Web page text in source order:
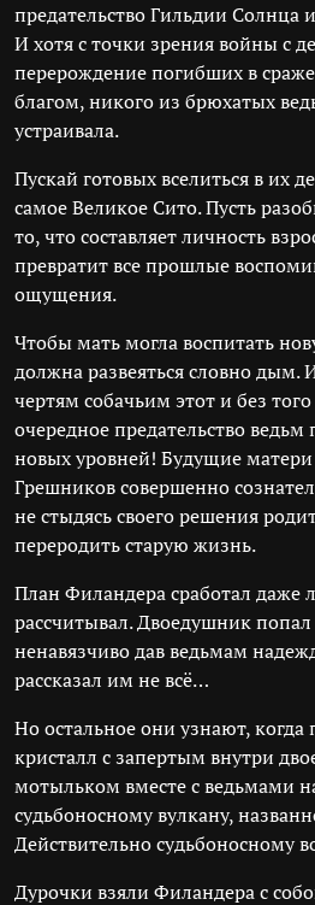
предательство Гильдии Солнца
И хотя с точки зрения войны с
перерождение погибших в
благом, никого из брюхатых
устраивала.
Пускай готовых вселиться в их
самое Великое Сито. Пусть
то, что составляет личность
превратит все прошлые
ощущения.
Чтобы мать могла воспитать
должна развеяться словно дым.
чертям собачьим этот и без
очередное предательство
новых уровней! Будущие
Грешников совершенно
не стыдясь своего решения
переродить старую жизнь.
План Филандера сработал даже
рассчитывал. Двоедушник
ненавязчиво дав ведьмам
рассказал им не всё…
Но остальное они узнают, когда
кристалл с запертым внутри
мотыльком вместе с ведьмами
судьбоносному вулкану,
Действительно судьбоносному
Дурочки взяли Филандера с